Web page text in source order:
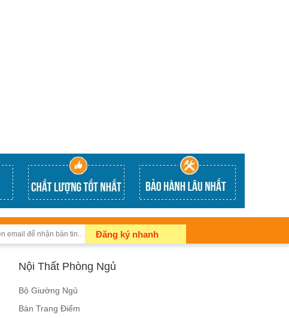
Đăng ký nhanh
Nội Thất Phòng Ngủ
Bộ Giường Ngủ
Bàn Trang Điểm